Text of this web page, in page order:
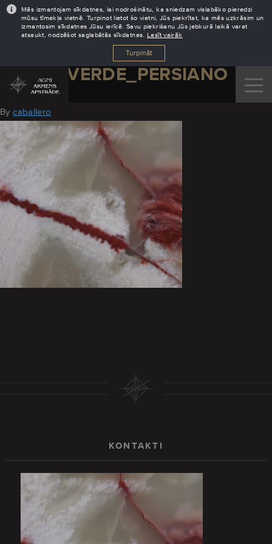
Mēs izmantojam sīkdatnes, lai nodrošinātu, ka sniedzam vislabāko pieredzi
mūsu tīmekļa vietnē. Turpinot lietot šo vietni, Jūs piekrītat, ka mēs uzkrāsim un
izmantosim sīkdatnes Jūsu ierīcē. Savu piekrišanu Jūs jebkurā laikā varat
atsaukt, nodzēšot saglabātās sīkdatnes. Lasīt vairāk
Turpināt
ONICE_VERDE_PERSIANO
August 10, 2016
Bycaballero
KONTAKTI